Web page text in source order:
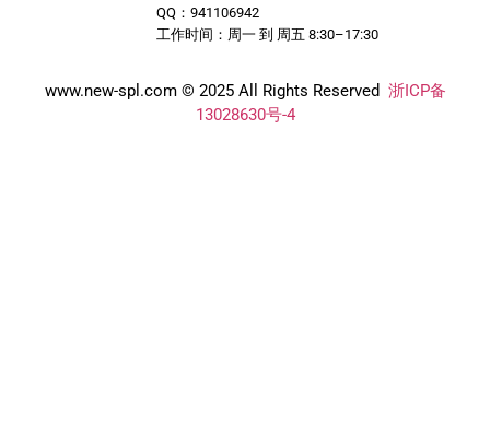
QQ：941106942
工作时间：周一 到 周五 8:30–17:30
www.new-spl.com © 2025 All Rights Reserved 浙ICP备
13028630号-4